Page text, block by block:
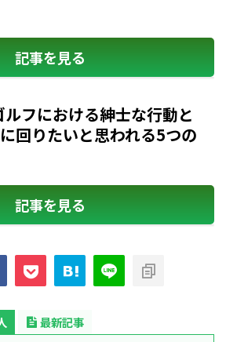
記事を見る
ルフにおける紳士な行動と
回りたいと思われる5つの
記事を見る
最新記事